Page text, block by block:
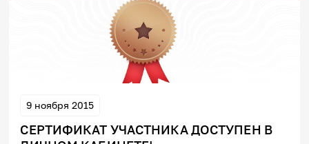
English9 ноября 2015
СЕРТИФИКАТ УЧАСТНИКА ДОСТУПЕН В